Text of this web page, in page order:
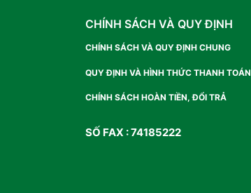
CHÍNH SÁCH VÀ QUY ĐỊNH
CHÍNH SÁCH VÀ QUY ĐỊNH CHUNG
QUY ĐỊNH VÀ HÌNH THỨC THANH TOÁN
CHÍNH SÁCH HOÀN TIỀN, ĐỔI TRẢ
SỐ FAX : 74185222